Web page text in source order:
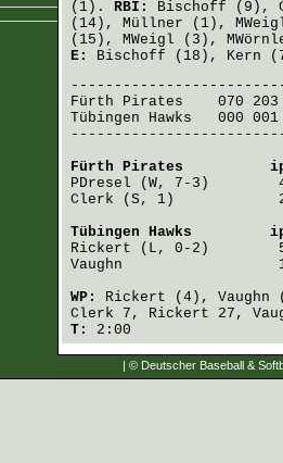
(1). RBI: Bischoff (9),
(14), Müllner (1),
(15), MWeigl (3),
E: Bischoff (18), Kern
Fürth Pirates
070
Tübingen Hawks
000
Fürth Pirates
PDresel
Clerk (S, 1)
Tübingen Hawks
Rickert
Vaughn
WP: Rickert (4), Vaughn
Clerk 7, Rickert 27,
T:
2:00
| © Deutscher Baseball &